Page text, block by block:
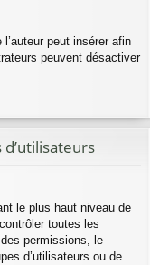
peut insérer afin
peuvent désactiver
le plus haut niveau de
toutes les
permissions, le
d’utilisateurs ou de